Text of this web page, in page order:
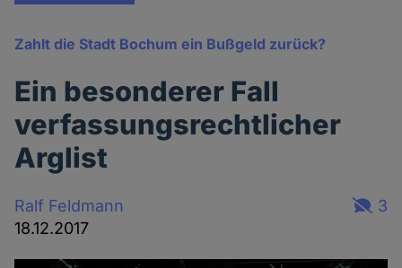
Zahlt die Stadt Bochum ein Bußgeld zurück?
Ein besonderer Fall
verfassungsrechtlicher
Arglist
Ralf Feldmann
18.12.2017
3